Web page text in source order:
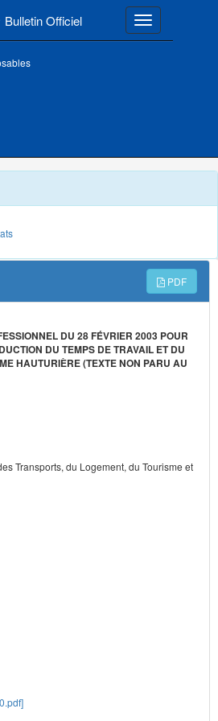
Bulletin Officiel Toggle
PDF
DU 28 FÉVRIER 2003 POUR
DU TEMPS DE TRAVAIL ET DU
HAUTURIÈRE (TEXTE NON PARU AU
Transports, du Logement, du Tourisme et